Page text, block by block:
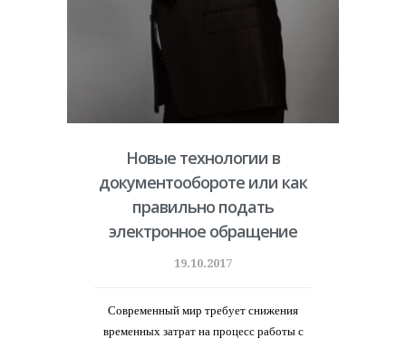
Новые технологии в
документообороте или как
правильно подать
электронное обращение
19.10.2017
Современный мир требует снижения
временных затрат на процесс работы с